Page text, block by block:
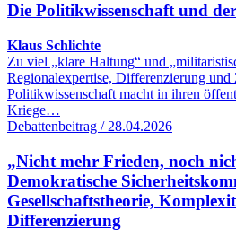
Die Politikwissenschaft und
Klaus Schlichte
Zu viel „klare Haltung“ und
Regionalexpertise, Differenzierung
Politikwissenschaft macht in ihren
Kriege…
Debattenbeitrag / 28.04.2026
„Nicht mehr Frieden, noch
Demokratische
Gesellschaftstheorie,
Differenzierung